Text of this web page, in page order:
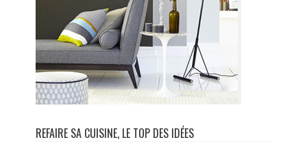
REFAIRE SA CUISINE, LE TOP DES IDÉES